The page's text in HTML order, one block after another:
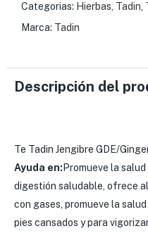
Categorias: Hierbas Tadin
Marca: Tadin
Descripción del
Te Tadin Jengibre GDE/
Ayuda en: Promueve la
digestión saludable, ofrece
con gases, promueve la
pies cansados y para